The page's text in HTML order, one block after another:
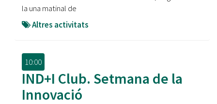
la una matinal de
Altres activitats
10:00
IND+I Club. Setmana de la
Innovació